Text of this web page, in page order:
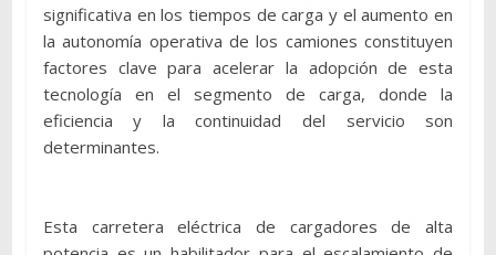
significativa en los tiempos de carga y el aumento en
la autonomía operativa de los camiones constituyen
factores clave para acelerar la adopción de esta
tecnología en el segmento de carga, donde la
eficiencia y la continuidad del servicio son
determinantes.
Esta carretera eléctrica de cargadores de alta